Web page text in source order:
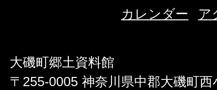
カレンダー ア
大磯町郷土資料館
〒255-0005 神奈川県中郡大磯町西